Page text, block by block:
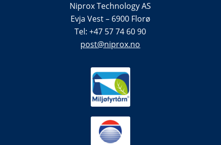
Niprox Technology AS
Evja Vest – 6900 Florø
Tel: +47 57 74 60 90
post@niprox.no